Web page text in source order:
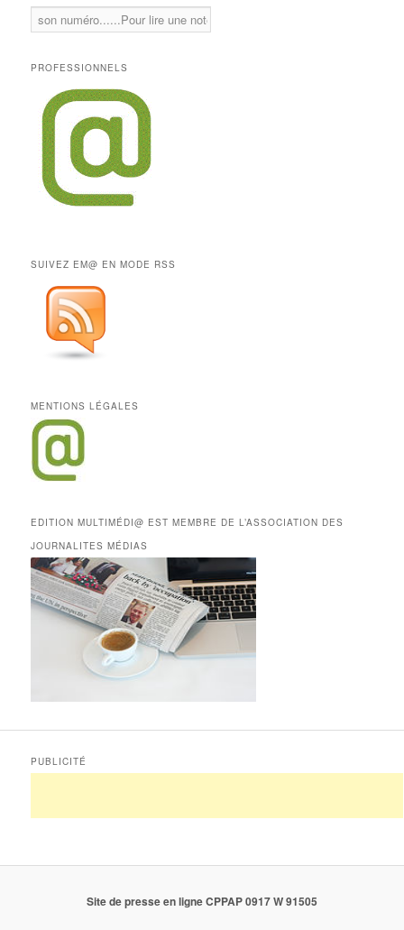
PROFESSIONNELS
SUIVEZ EM@ EN MODE RSS
MENTIONS LÉGALES
EDITION MULTIMÉDI@ EST MEMBRE DE L’ASSOCIATION DES
JOURNALITES MÉDIAS
PUBLICITÉ
Site de presse en ligne CPPAP 0917 W 91505